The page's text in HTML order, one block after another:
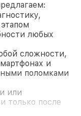
любых
сложности,
и
поломками
или
только после